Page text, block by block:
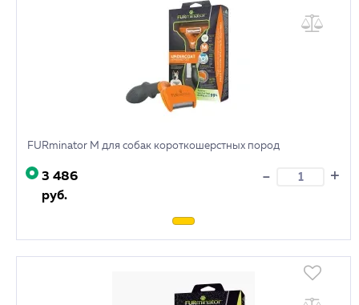
FURminator M для собак короткошерстных пород
3 486
руб.
- +